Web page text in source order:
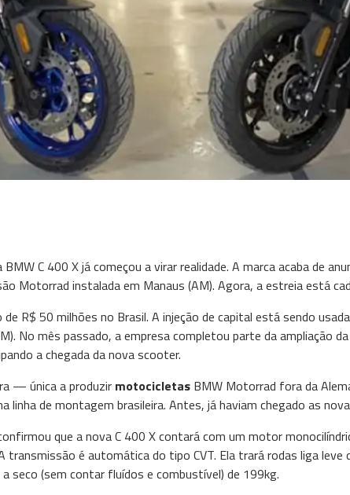
C 400 X já começou a virar realidade. A marca acaba de
Motorrad instalada em Manaus (AM). Agora, a estreia está
R$ 50 milhões no Brasil. A injeção de capital está sendo
No mês passado, a empresa completou parte da ampliação
a chegada da nova scooter.
— única a produzir motocicletas BMW Motorrad fora da
de montagem brasileira. Antes, já haviam chegado as
que a nova C 400 X contará com um motor
é automática do tipo CVT. Ela trará rodas liga leve
seco (sem contar fluídos e combustível) de 199kg.